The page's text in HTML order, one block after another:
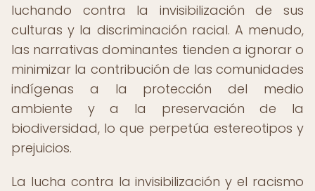
luchando contra la invisibilización de sus
culturas y la discriminación racial. A menudo,
las narrativas dominantes tienden a ignorar o
minimizar la contribución de las comunidades
indígenas a la protección del medio
ambiente y a la preservación de la
biodiversidad, lo que perpetúa estereotipos y
prejuicios.
La lucha contra la invisibilización y el racismo